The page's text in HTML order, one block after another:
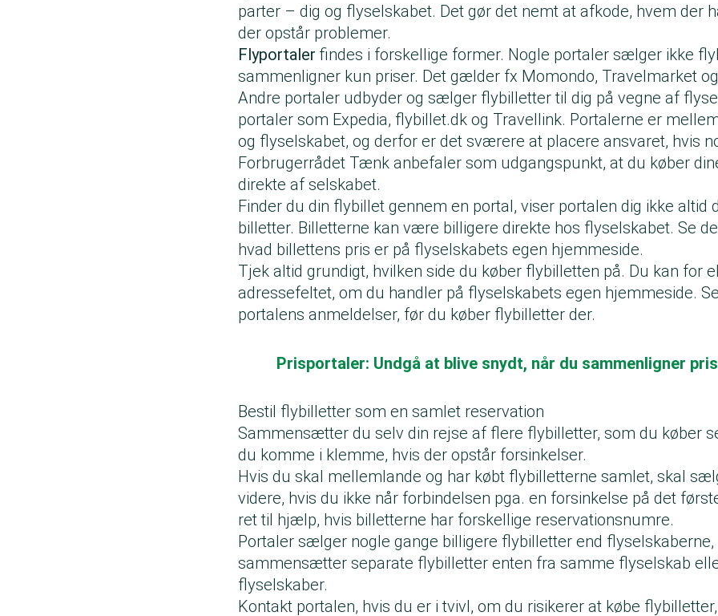
parter – dig og flyselskabet. Det gør det nemt at afkode, hvem der
der opstår problemer.
Flyportaler findes i forskellige former. Nogle portaler sælger ikke
sammenligner kun priser. Det gælder fx Momondo, Travelmarket
Andre portaler udbyder og sælger flybilletter til dig på vegne af
portaler som Expedia, flybillet.dk og Travellink. Portalerne er
og flyselskabet, og derfor er det sværere at placere ansvaret, hvis
Forbrugerrådet Tænk anbefaler som udgangspunkt, at du køber
direkte af selskabet.
Finder du din flybillet gennem en portal, viser portalen dig ikke altid
billetter. Billetterne kan være billigere direkte hos flyselskabet. Se
hvad billettens pris er på flyselskabets egen hjemmeside.
Tjek altid grundigt, hvilken side du køber flybilletten på. Du kan for
adressefeltet, om du handler på flyselskabets egen hjemmeside.
portalens anmeldelser, før du køber flybilletter der.
Prisportaler: Undgå at blive snydt, når du sammenligner
Bestil flybilletter som en samlet reservation
Sammensætter du selv din rejse af flere flybilletter, som du køber
du komme i klemme, hvis der opstår forsinkelser.
Hvis du skal mellemlande og har købt flybilletterne samlet, skal
videre, hvis du ikke når forbindelsen pga. en forsinkelse på det
ret til hjælp, hvis billetterne har forskellige reservationsnumre.
Portaler sælger nogle gange billigere flybilletter end
sammensætter separate flybilletter enten fra samme flyselskab
flyselskaber.
Kontakt portalen, hvis du er i tvivl, om du risikerer at købe